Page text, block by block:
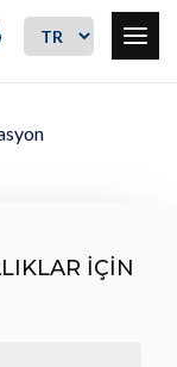
İÇİN